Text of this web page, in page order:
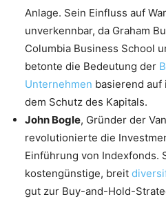
Anlage. Sein Einfluss auf
unverkennbar, da Graham
Columbia Business School
betonte die Bedeutung der
Unternehmen basierend auf
dem Schutz des Kapitals.
John Bogle, Gründer der
revolutionierte die
Einführung von Indexfonds.
kostengünstige, breit
gut zur Buy-and-Hold-